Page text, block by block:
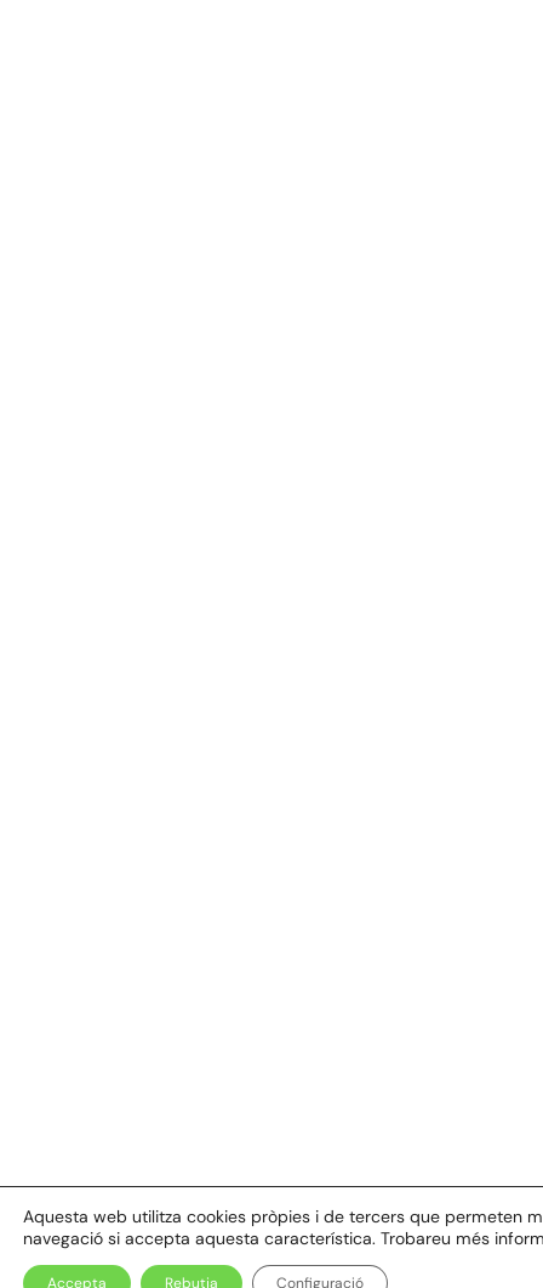
Aquesta web utilitza cookies pròpies i de tercers que permeten
navegació si accepta aquesta característica. Trobareu més
Accepta Rebutja Configuració